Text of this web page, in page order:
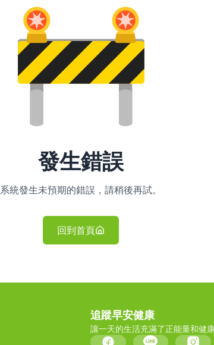
發生錯誤
系統發生未預期的錯誤，請稍後再試。
回到首頁
追蹤早安健康
讓一天的生活充滿了正能量和健